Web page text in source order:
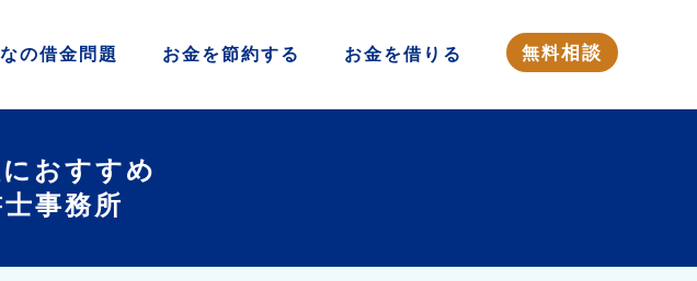
の借金問題 お金を節約する お金を借りる 無料相談
おすすめ
事務所